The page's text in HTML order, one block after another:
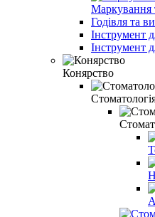
Маркування
Годівля та
Інструмент
Інструмент
Конярство